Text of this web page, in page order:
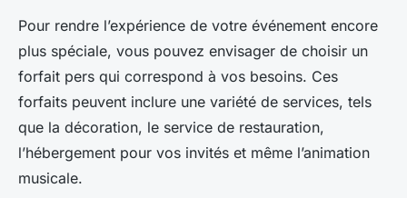
Pour rendre l’expérience de votre événement encore
plus spéciale, vous pouvez envisager de choisir un
forfait pers qui correspond à vos besoins. Ces
forfaits peuvent inclure une variété de services, tels
que la décoration, le service de restauration,
l’hébergement pour vos invités et même l’animation
musicale.